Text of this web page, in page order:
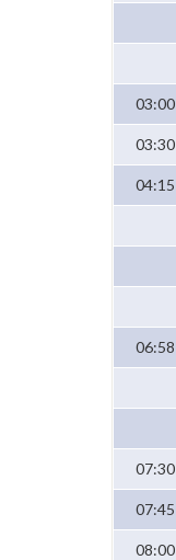
03:00
03:30
04:15
06:58
07:30
07:45
08:00